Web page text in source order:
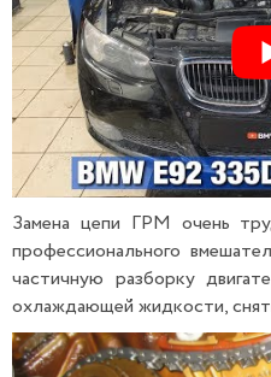
Замена цепи ГРМ очень
профессионального
частичную разборку
охлаждающей жидкости,